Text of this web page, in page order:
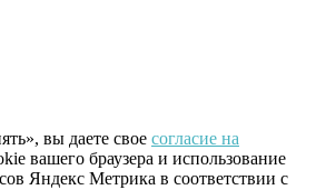
вы даете свое согласие на
вашего браузера и использование
Яндекс Метрика в соответствии с